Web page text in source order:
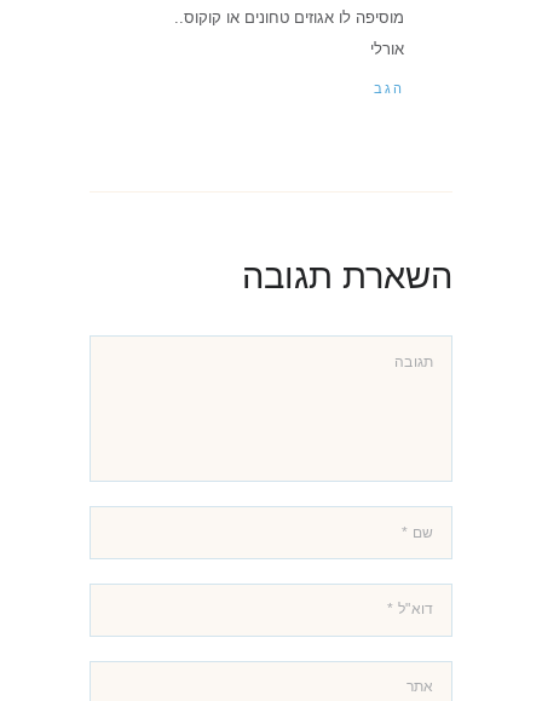
מוסיפה לו אגוזים טחונים או קוקוס..
אורלי
הגב
השארת תגובה